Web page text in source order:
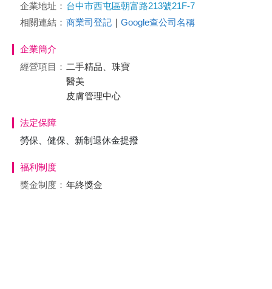
企業地址： 台中市西屯區朝富路213號21F-7
相關連結： 商業司登記 ｜ Google查公司名稱
企業簡介
經營項目： 二手精品、珠寶
醫美
皮膚管理中心
法定保障
勞保、健保、新制退休金提撥
福利制度
獎金制度： 年終獎金